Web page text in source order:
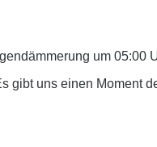
um 05:00
gibt uns einen Moment